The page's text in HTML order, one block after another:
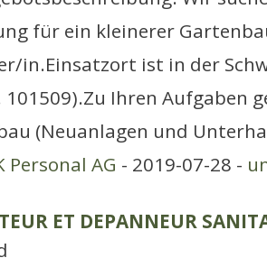
für ein kleinerer
in.Einsatzort ist in der
101509).Zu Ihren Aufgaben
(Neuanlagen und
Personal AG - 2019-07-28 -
ET DEPANNEUR